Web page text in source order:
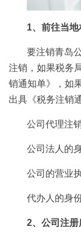
1、前往当地
要注销青岛
注销，如果税务
销通知单》，如
出具《税务注销
公司代理注
公司法人的
公司的营业
代办人的身
2、公司注册